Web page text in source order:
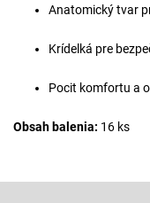
Anatomický tvar
Krídelká pre
Pocit komfortu a
Obsah balenia: 16 ks